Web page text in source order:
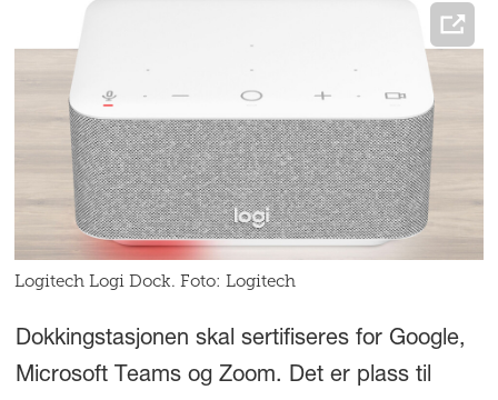
Logitech Logi Dock. Foto: Logitech
Dokkingstasjonen skal sertifiseres for Google,
Microsoft Teams og Zoom. Det er plass til